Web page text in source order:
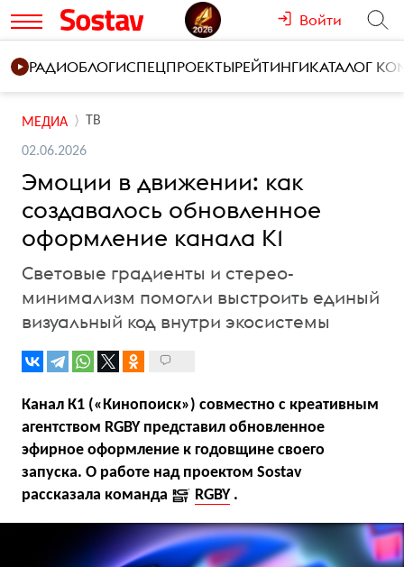
Войти
РАДИОБЛОГИСПЕЦПРОЕКТЫРЕЙТИНГИКАТАЛОГ
МЕДИА ТВ
02.06.2026
Эмоции в движении: как
создавалось обновленное
оформление канала К1
Световые градиенты и стерео-
минимализм помогли выстроить единый
визуальный код внутри экосистемы
Канал К1 («Кинопоиск») совместно с креативным
агентством RGBY представил обновленное
эфирное оформление к годовщине своего
запуска. О работе над проектом Sostav
рассказала команда
RGBY .